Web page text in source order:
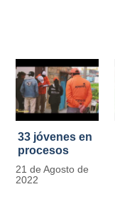
33 jóvenes en
procesos
legales por
tensiones con
21 de Agosto de
2022